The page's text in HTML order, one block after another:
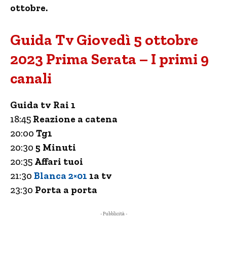
ottobre.
Guida Tv Giovedì 5 ottobre
2023 Prima Serata – I primi 9
canali
Guida tv Rai 1
18:45 Reazione a catena
20:00 Tg1
20:30 5 Minuti
20:35 Affari tuoi
21:30 Blanca 2×01 1a tv
23:30 Porta a porta
- Pubblicità -